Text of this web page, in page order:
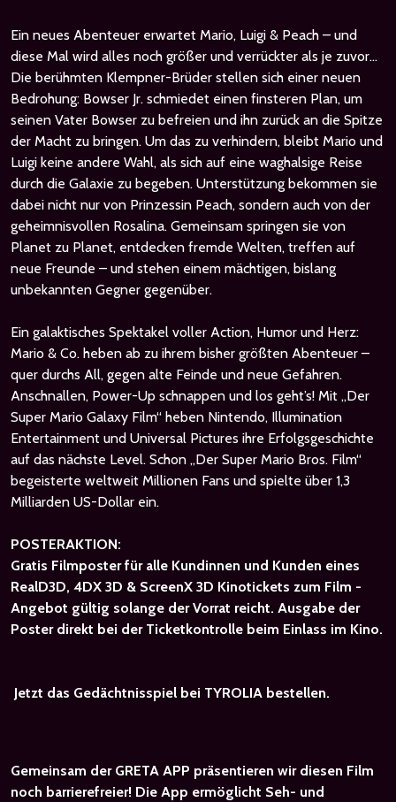
Ein neues Abenteuer erwartet Mario, Luigi & Peach – und
diese Mal wird alles noch größer und verrückter als je zuvor...
Die berühmten Klempner-Brüder stellen sich einer neuen
Bedrohung: Bowser Jr. schmiedet einen finsteren Plan, um
seinen Vater Bowser zu befreien und ihn zurück an die Spitze
der Macht zu bringen. Um das zu verhindern, bleibt Mario und
Luigi keine andere Wahl, als sich auf eine waghalsige Reise
durch die Galaxie zu begeben. Unterstützung bekommen sie
dabei nicht nur von Prinzessin Peach, sondern auch von der
geheimnisvollen Rosalina. Gemeinsam springen sie von
Planet zu Planet, entdecken fremde Welten, treffen auf
neue Freunde – und stehen einem mächtigen, bislang
unbekannten Gegner gegenüber.
Ein galaktisches Spektakel voller Action, Humor und Herz:
Mario & Co. heben ab zu ihrem bisher größten Abenteuer –
quer durchs All, gegen alte Feinde und neue Gefahren.
Anschnallen, Power-Up schnappen und los geht’s! Mit „Der
Super Mario Galaxy Film“ heben Nintendo, Illumination
Entertainment und Universal Pictures ihre Erfolgsgeschichte
auf das nächste Level. Schon „Der Super Mario Bros. Film“
begeisterte weltweit Millionen Fans und spielte über 1,3
Milliarden US-Dollar ein.
POSTERAKTION:
Gratis Filmposter für alle Kundinnen und Kunden eines
RealD3D, 4DX 3D & ScreenX 3D Kinotickets zum Film -
Angebot gültig solange der Vorrat reicht. Ausgabe der
Poster direkt bei der Ticketkontrolle beim Einlass im Kino.
Jetzt das Gedächtnisspiel bei TYROLIA bestellen.
Gemeinsam der GRETA APP präsentieren wir diesen Film
noch barrierefreier! Die App ermöglicht Seh- und